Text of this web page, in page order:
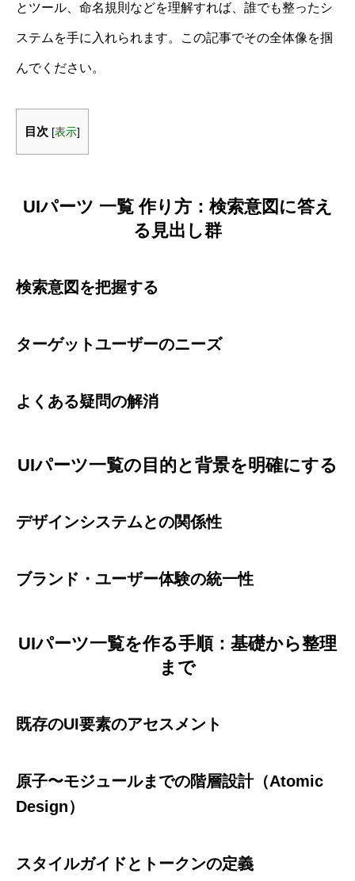
とツール、命名規則などを理解すれば、誰でも整ったシ
ステムを手に入れられます。この記事でその全体像を掴
んでください。
目次 [表示]
UIパーツ 一覧 作り方：検索意図に答え
る見出し群
検索意図を把握する
ターゲットユーザーのニーズ
よくある疑問の解消
UIパーツ一覧の目的と背景を明確にする
デザインシステムとの関係性
ブランド・ユーザー体験の統一性
UIパーツ一覧を作る手順：基礎から整理
まで
既存のUI要素のアセスメント
原子〜モジュールまでの階層設計（Atomic
Design）
スタイルガイドとトークンの定義